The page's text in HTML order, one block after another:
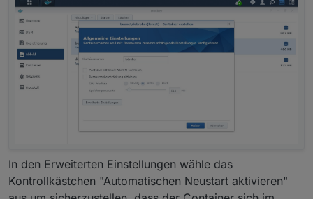
In den Erweiterten Einstellungen wähle das
Kontrollkästchen "Automatischen Neustart aktivieren"